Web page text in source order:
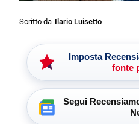
Scritto da Ilario Luisetto
Imposta
fonte
Segui